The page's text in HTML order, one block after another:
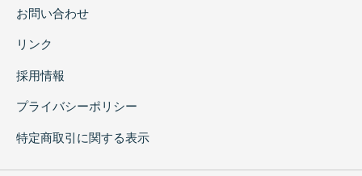
お問い合わせ
リンク
採用情報
プライバシーポリシー
特定商取引に関する表示